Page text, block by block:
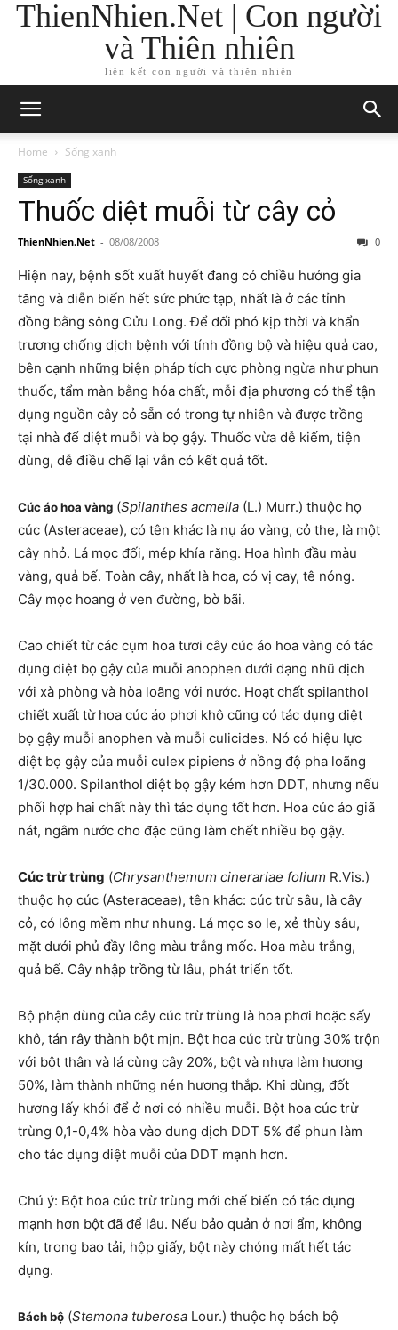
ThienNhien.Net | Con người
và Thiên nhiên
liên kết con người và thiên nhiên
Home Sống xanh
Sống xanh
Thuốc diệt muỗi từ cây cỏ
ThienNhien.Net - 08/08/2008 0
Hiện nay, bệnh sốt xuất huyết đang có chiều hướng gia
tăng và diễn biến hết sức phức tạp, nhất là ở các tỉnh
đồng bằng sông Cửu Long. Để đối phó kịp thời và khẩn
trương chống dịch bệnh với tính đồng bộ và hiệu quả cao,
bên cạnh những biện pháp tích cực phòng ngừa như phun
thuốc, tẩm màn bằng hóa chất, mỗi địa phương có thể tận
dụng nguồn cây cỏ sẵn có trong tự nhiên và được trồng
tại nhà để diệt muỗi và bọ gậy. Thuốc vừa dễ kiếm, tiện
dùng, dễ điều chế lại vẫn có kết quả tốt.
Cúc áo hoa vàng (Spilanthes acmella (L.) Murr.) thuộc họ
cúc (Asteraceae), có tên khác là nụ áo vàng, cỏ the, là một
cây nhỏ. Lá mọc đối, mép khía răng. Hoa hình đầu màu
vàng, quả bế. Toàn cây, nhất là hoa, có vị cay, tê nóng.
Cây mọc hoang ở ven đường, bờ bãi.
Cao chiết từ các cụm hoa tươi cây cúc áo hoa vàng có tác
dụng diệt bọ gậy của muỗi anophen dưới dạng nhũ dịch
với xà phòng và hòa loãng với nước. Hoạt chất spilanthol
chiết xuất từ hoa cúc áo phơi khô cũng có tác dụng diệt
bọ gậy muỗi anophen và muỗi culicides. Nó có hiệu lực
diệt bọ gậy của muỗi culex pipiens ở nồng độ pha loãng
1/30.000. Spilanthol diệt bọ gậy kém hơn DDT, nhưng nếu
phối hợp hai chất này thì tác dụng tốt hơn. Hoa cúc áo giã
nát, ngâm nước cho đặc cũng làm chết nhiều bọ gậy.
Cúc trừ trùng (Chrysanthemum cinerariae folium R.Vis.)
thuộc họ cúc (Asteraceae), tên khác: cúc trừ sâu, là cây
cỏ, có lông mềm như nhung. Lá mọc so le, xẻ thùy sâu,
mặt dưới phủ đầy lông màu trắng mốc. Hoa màu trắng,
quả bế. Cây nhập trồng từ lâu, phát triển tốt.
Bộ phận dùng của cây cúc trừ trùng là hoa phơi hoặc sấy
khô, tán rây thành bột mịn. Bột hoa cúc trừ trùng 30% trộn
với bột thân và lá cùng cây 20%, bột và nhựa làm hương
50%, làm thành những nén hương thắp. Khi dùng, đốt
hương lấy khói để ở nơi có nhiều muỗi. Bột hoa cúc trừ
trùng 0,1-0,4% hòa vào dung dịch DDT 5% để phun làm
cho tác dụng diệt muỗi của DDT mạnh hơn.
Chú ý: Bột hoa cúc trừ trùng mới chế biến có tác dụng
mạnh hơn bột đã để lâu. Nếu bảo quản ở nơi ẩm, không
kín, trong bao tải, hộp giấy, bột này chóng mất hết tác
dụng.
Bách bộ (Stemona tuberosa Lour.) thuộc họ bách bộ